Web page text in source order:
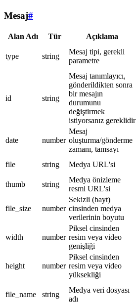
Mesaj#
Alan Adı Tür Açıklama
type string
Mesaj tipi, gerekli
parametre
id string
Mesaj tanımlayıcı,
gönderildikten sonra
bir mesajın
durumunu
değiştirmek
istiyorsanız gereklidir
date number
Mesaj
oluşturma/gönderme
zamanı, tamsayı
file string Medya URL'si
thumb
string
Medya önizleme
resmi URL'si
file_size number
Sekizli (bayt)
cinsinden medya
verilerinin boyutu
width number
Piksel cinsinden
resim veya video
genişliği
height number
Piksel cinsinden
resim veya video
yüksekliği
file_name string
Medya veri dosyası
adı